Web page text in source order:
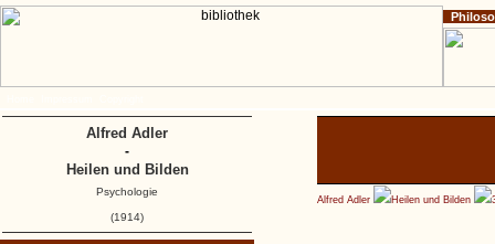
Alfred Adler Heilen und Bilden
Alfred Adler
-
Heilen und Bilden
Psychologie
(1914)